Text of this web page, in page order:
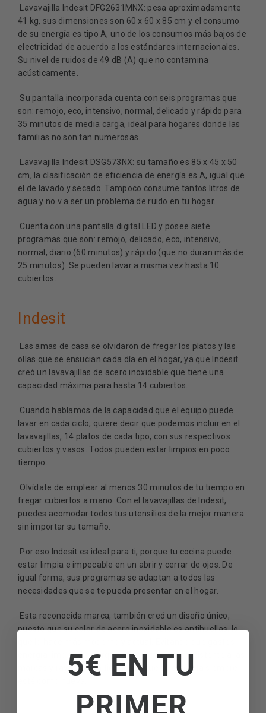
Lavavajilla Indesit DFG2631MNX: pesa aproximadamente
41 kg, sus dimensiones son 60 x 60 x 85 cm y el consumo
de su energía es tipo A, uno de los consumos más bajos de
electricidad de acuerdo a los estándares internacionales.
Su nivel de ruidos de 49 dB (A) que no contamina
acústicamente.
Su pantalla incorporada cuenta con seis programas que
son: remojo, eco, intensivo, normal, delicado y rápido para
35 minutos de media carga, ideal para hogares donde las
familias no son tan numerosas.
Lavavajilla Indesit DSG573NX: su tamaño es 85 x 45 x 50
cm, la clasificación de eficiencia de energía es A, igual que
el de lavado y secado. Tampoco consume tantos litros de
agua y no v a ser un problema de ruido en tu hogar.
Cuenta con una pantalla digital LED y posee siete
programas que son: remojo, delicado, eco, intensivo,
normal, diario (60 minutos) y rápido (que no duran más de
25 minutos). Se pueden lavar a misma vez hasta 10
cubiertos.
Indesit
Las amas de casa se olvidaron de fregar los platos y las
ollas que se ensucian cada día en el hogar, ya que Indesit
creó un lavavajillas de acero inoxidable que tiene una
capacidad máxima para hasta 14 cubiertos.
Cuando hablamos de la capacidad que el equipo puede
lavar en cada ciclo, quiere decir que podemos incluir en el
lavavajillas, 14 platos de cada tipo, con sus respectivos
cubiertos y vasos. Todos pueden estar limpios en poco
tiempo.
Olvídate de emplear al menos 30 minutos de tu tiempo en
fregar cubiertos a mano. Con el lavavajillas de Indesit,
puedes acomodar todos tus utensilios de la mejor manera
sin importar su tamaño.
Por eso Indesit es ideal para ti, porque tu cocina puede
estar limpia e impecable en un abrir y cerrar de ojos. De
igual forma, sus programas se adaptan a todos las
necesidades que se te pueda presentar en el hogar.
Esta reconocida marca, también creó un diseño único,
puesto que su color de acero inoxidable es antihuellas, lo
energía limpiando, porque además es muy resistente a las
marcas y rayas, permitiendo así que su cubierta siempre
5€ EN TU
PRIMER